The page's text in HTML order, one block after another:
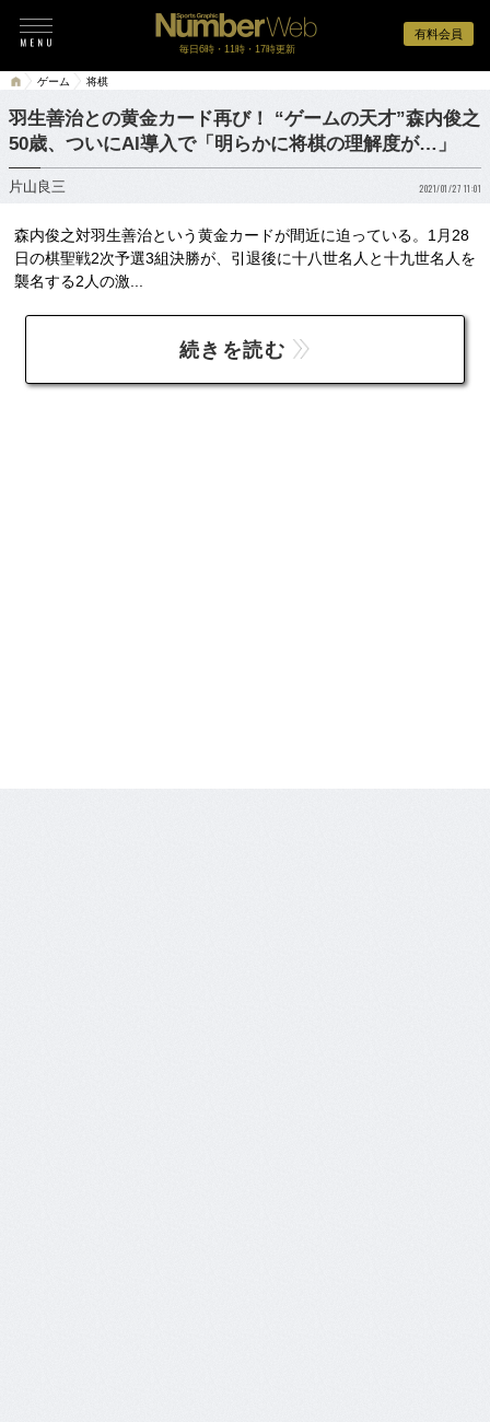
有料会員
毎日6時・11時・17時更新
ゲーム 将棋
羽生善治との黄金カード再び！ “ゲームの天才”森内俊之
50歳、ついにAI導入で「明らかに将棋の理解度が…」
片山良三 2021/01/27 11:01
森内俊之対羽生善治という黄金カードが間近に迫っている。1月28
日の棋聖戦2次予選3組決勝が、引退後に十八世名人と十九世名人を
襲名する2人の激...
続きを読む